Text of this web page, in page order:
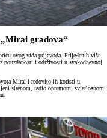
gradova“
ovog vida prijevoda. Prijeđenih više
pouzdanosti i održivosti u svakodnevnoj
Mirai i redovito ih koristi u
sirenom, radio opremom, svjetlosnom